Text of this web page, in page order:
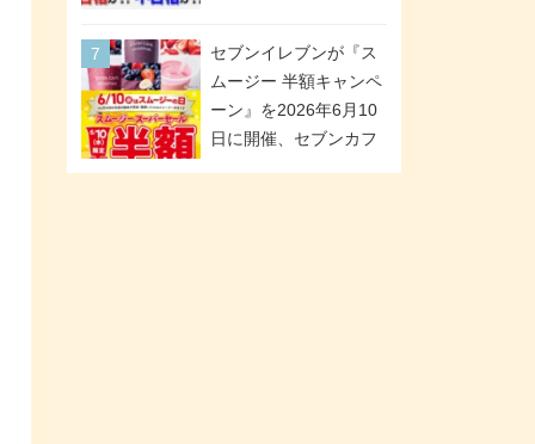
合格「金のハンバー
グ」。満場一致合格数
は6商品、合格数は2商
品。TVerでの見逃し配
セブンイレブンが『ス
ムージー 半額キャンペ
ーン』を2026年6月10
日に開催、セブンカフ